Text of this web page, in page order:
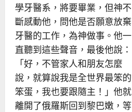
學牙醫系，將要畢業，但神不
斷感動他，問他是否願意放棄
牙醫的工作，為神做事。他一
直聽到這些聲音，最後他說：
「好，不管家人和朋友怎麼
說，就算說我是全世界最笨的
笨蛋，我也要跟隨主！」他就
離開了俄羅斯回到黎巴嫩，等